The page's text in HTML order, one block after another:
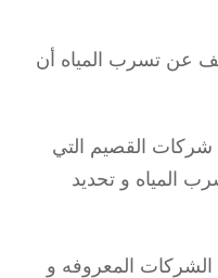
عن تسرب المياه أن
القصيم التي
المياه و تحديد
المعروفه و